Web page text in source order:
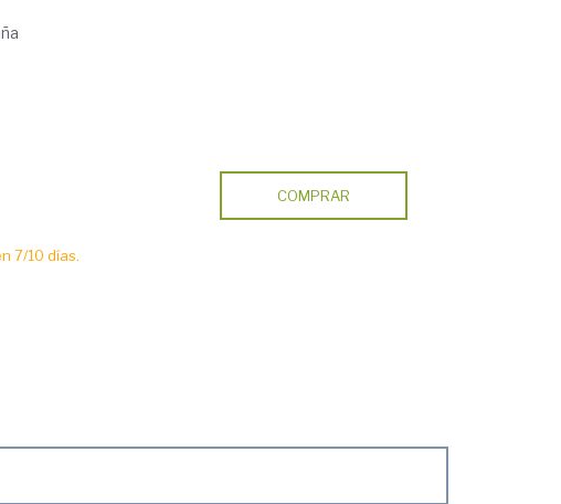
7/10 días.
COMPRAR